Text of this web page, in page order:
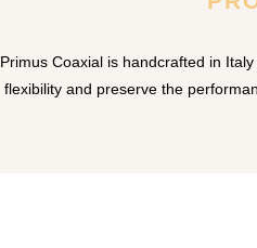
Primus Coaxial is handcrafted in
flexibility and preserve the